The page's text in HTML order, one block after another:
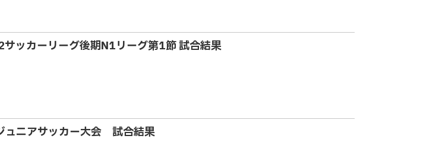
ッカーリーグ後期N1リーグ第1節 試合結果
ニアサッカー大会 試合結果